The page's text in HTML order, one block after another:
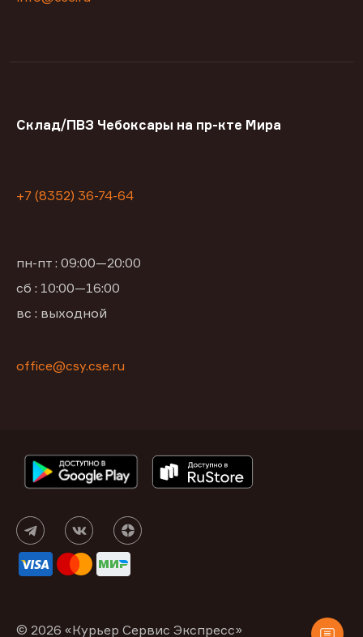
Склад/ПВЗ Чебоксары на пр-кте Мира
+7 (8352) 36-74-64
пн-пт : 09:00—20:00
сб : 10:00—16:00
вс : выходной
office@csy.cse.ru
© 2026 «Курьер Сервис Экспресс»